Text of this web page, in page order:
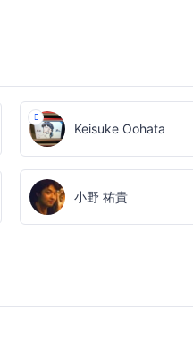
Keisuke Oohata
小野 祐貴